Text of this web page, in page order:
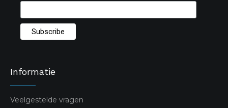
Informatie
Veelgestelde vragen